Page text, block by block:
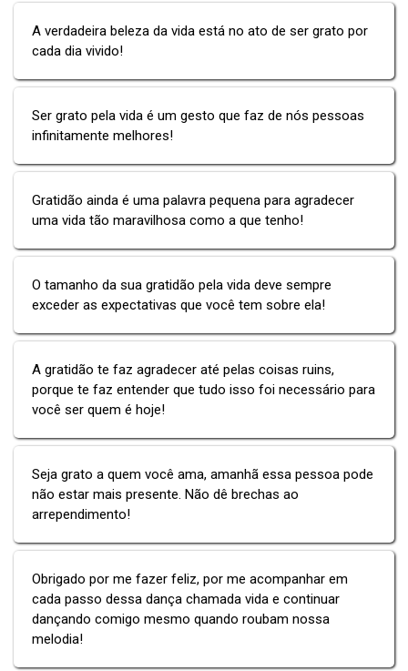
A verdadeira beleza da vida está no ato de ser grato por
cada dia vivido!
Ser grato pela vida é um gesto que faz de nós pessoas
infinitamente melhores!
Gratidão ainda é uma palavra pequena para agradecer
uma vida tão maravilhosa como a que tenho!
O tamanho da sua gratidão pela vida deve sempre
exceder as expectativas que você tem sobre ela!
A gratidão te faz agradecer até pelas coisas ruins,
porque te faz entender que tudo isso foi necessário para
você ser quem é hoje!
Seja grato a quem você ama, amanhã essa pessoa pode
não estar mais presente. Não dê brechas ao
arrependimento!
Obrigado por me fazer feliz, por me acompanhar em
cada passo dessa dança chamada vida e continuar
dançando comigo mesmo quando roubam nossa
melodia!